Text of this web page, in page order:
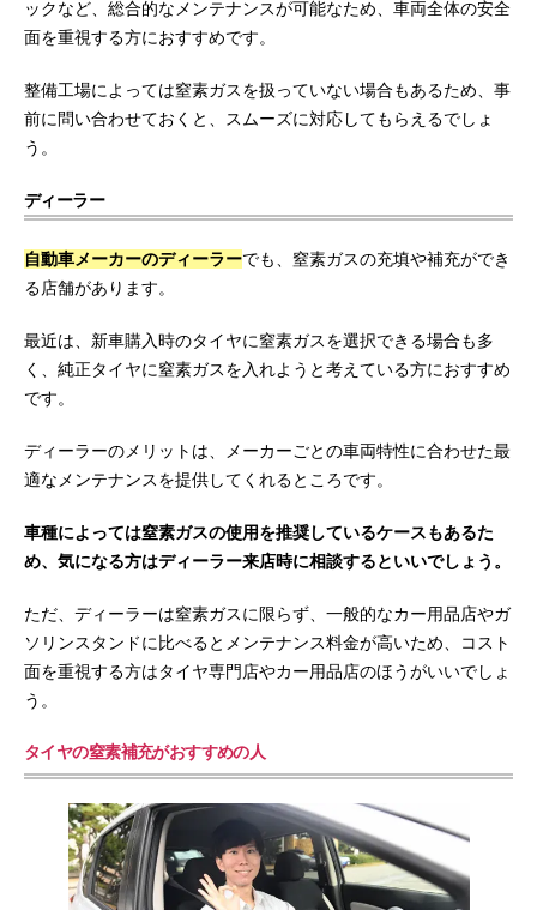
ックなど、総合的なメンテナンスが可能なため、車両全体の安全
面を重視する方におすすめです。
整備工場によっては窒素ガスを扱っていない場合もあるため、事
前に問い合わせておくと、スムーズに対応してもらえるでしょ
う。
ディーラー
自動車メーカーのディーラーでも、窒素ガスの充填や補充ができ
る店舗があります。
最近は、新車購入時のタイヤに窒素ガスを選択できる場合も多
く、純正タイヤに窒素ガスを入れようと考えている方におすすめ
です。
ディーラーのメリットは、メーカーごとの車両特性に合わせた最
適なメンテナンスを提供してくれるところです。
車種によっては窒素ガスの使用を推奨しているケースもあるた
め、気になる方はディーラー来店時に相談するといいでしょう。
ただ、ディーラーは窒素ガスに限らず、一般的なカー用品店やガ
ソリンスタンドに比べるとメンテナンス料金が高いため、コスト
面を重視する方はタイヤ専門店やカー用品店のほうがいいでしょ
う。
タイヤの窒素補充がおすすめの人